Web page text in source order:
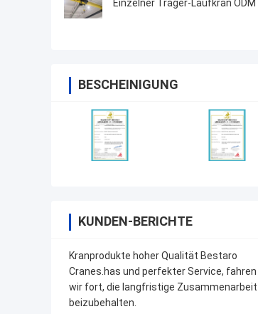
Einzelner Träger-Laufkran ODM
BESCHEINIGUNG
KUNDEN-BERICHTE
Kranprodukte hoher Qualität Bestaro
Cranes.has und perfekter Service, fahren
wir fort, die langfristige Zusammenarbeit
beizubehalten.